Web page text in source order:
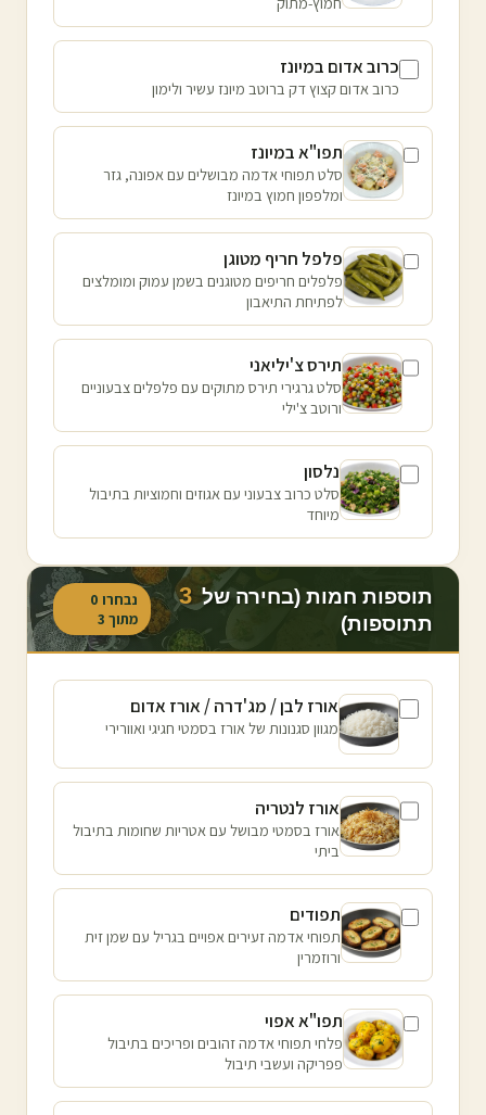
כרוב אדום במיונז
כרוב אדום קצוץ דק ברוטב מיונז עשיר ולימון
תפו"א במיונז
סלט תפוחי אדמה מבושלים עם אפונה, גזר
ומלפפון חמוץ במיונז
פלפל חריף מטוגן
פלפלים חריפים מטוגנים בשמן עמוק ומומלצים
לפתיחת התיאבון
תירס צ'יליאני
סלט גרגירי תירס מתוקים עם פלפלים צבעוניים
ורוטב צ'ילי
נלסון
סלט כרוב צבעוני עם אגוזים וחמוציות בתיבול
מיוחד
תוספות חמות (בחירה של 3
תתוספות)
נבחרו 0
מתוך 3
אורז לבן / מג'דרה / אורז אדום
מגוון סגנונות של אורז בסמטי חגיגי ואוורירי
אורז לנטריה
אורז בסמטי מבושל עם אטריות שחומות בתיבול
ביתי
תפודים
תפוחי אדמה זעירים אפויים בגריל עם שמן זית
ורוזמרין
תפו"א אפוי
פלחי תפוחי אדמה זהובים ופריכים בתיבול
פפריקה ועשבי תיבול